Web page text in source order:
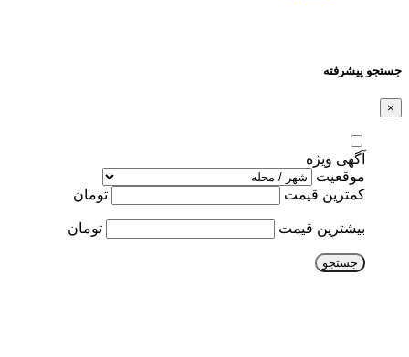
جستجو پیشرفته
×
آگهی ویژه
موقعیت
کمترین قیمت
تومان
بیشترین قیمت تومان
جستجو